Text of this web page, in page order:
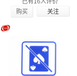
已有16人评价
购买